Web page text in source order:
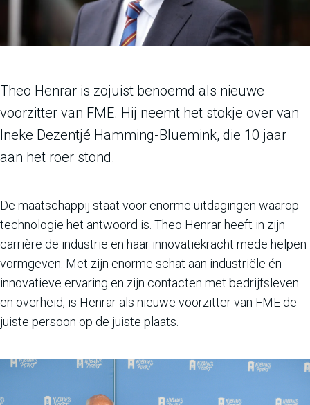
Theo Henrar is zojuist benoemd als nieuwe
voorzitter van FME. Hij neemt het stokje over van
Ineke Dezentjé Hamming-Bluemink, die 10 jaar
aan het roer stond.
De maatschappij staat voor enorme uitdagingen waarop
technologie het antwoord is. Theo Henrar heeft in zijn
carrière de industrie en haar innovatiekracht mede helpen
vormgeven. Met zijn enorme schat aan industriële én
innovatieve ervaring en zijn contacten met bedrijfsleven
en overheid, is Henrar als nieuwe voorzitter van FME de
juiste persoon op de juiste plaats.